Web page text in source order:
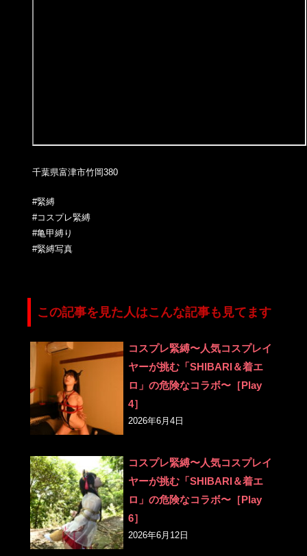
千葉県富津市竹岡380
#緊縛
#コスプレ緊縛
#亀甲縛り
#緊縛写真
この記事を見た人はこんな記事も見てます
コスプレ緊縛〜人気コスプレイ
ヤーが挑む「SHIBARI＆着エ
ロ」の危険なコラボ〜［Play
4］
2026年6月4日
コスプレ緊縛〜人気コスプレイ
ヤーが挑む「SHIBARI＆着エ
ロ」の危険なコラボ〜［Play
6］
2026年6月12日